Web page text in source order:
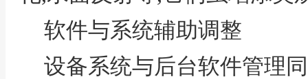
软件与系统辅助调整
设备系统与后台软件管理